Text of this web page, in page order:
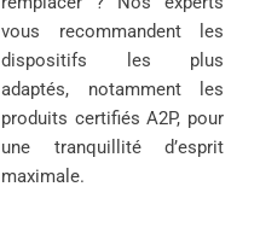
vous recommandent les
dispositifs les plus
adaptés, notamment les
produits certifiés A2P, pour
une tranquillité d’esprit
maximale.